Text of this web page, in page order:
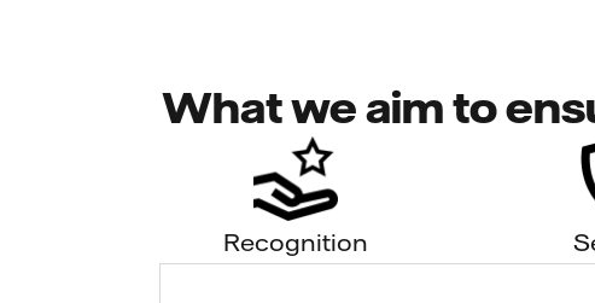
What we aim to
Recognition